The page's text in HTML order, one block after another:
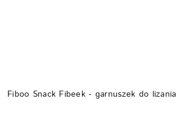
Fiboo Snack Fibeek - garnuszek do lizania